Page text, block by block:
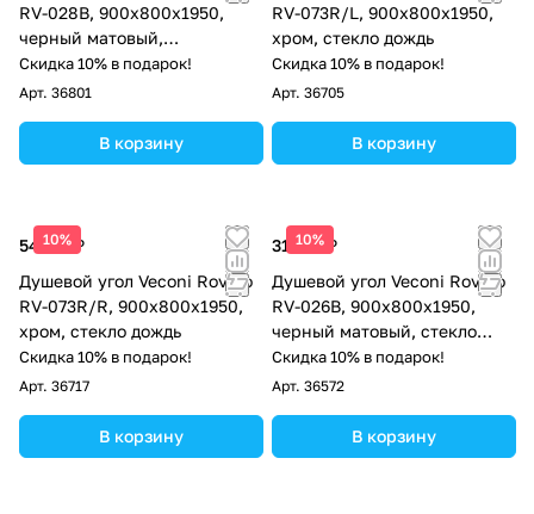
RV-028B, 900х800х1950,
черный матовый,
прозрачное стекло
Скидка 10% в подарок!
Арт. 36801
В корзину
RV-073R/L, 900х800х1950,
хром, стекло дождь
Скидка 10% в подарок!
Арт. 36705
В корзину
10%
54 127 ₽
Душевой угол Veconi Rovigo
RV-073R/R, 900х800х1950,
хром, стекло дождь
Скидка 10% в подарок!
Арт. 36717
В корзину
10%
31 126 ₽
Душевой угол Veconi Rovigo
RV-026B, 900х800х1950,
черный матовый, стекло
прозрачное
Скидка 10% в подарок!
Арт. 36572
В корзину